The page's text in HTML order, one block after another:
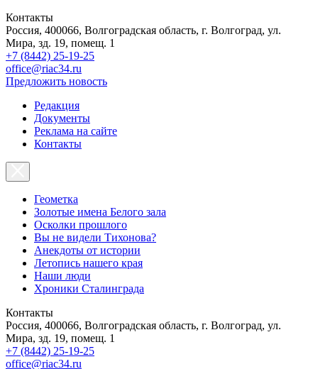
Контакты
Россия, 400066, Волгоградская область, г. Волгоград, ул.
Мира, зд. 19, помещ. 1
+7 (8442) 25-19-25
office@riac34.ru
Предложить новость
Редакция
Документы
Реклама на сайте
Контакты
Геометка
Золотые имена Белого зала
Осколки прошлого
Вы не видели Тихонова?
Анекдоты от истории
Летопись нашего края
Наши люди
Хроники Сталинграда
Контакты
Россия, 400066, Волгоградская область, г. Волгоград, ул.
Мира, зд. 19, помещ. 1
+7 (8442) 25-19-25
office@riac34.ru